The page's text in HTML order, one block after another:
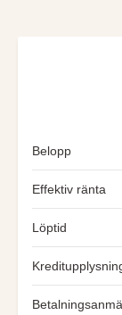
Belopp
Effektiv ränta
Löptid